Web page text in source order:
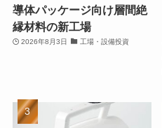
導体パッケージ向け層間絶
縁材料の新工場
2026年8月3日 工場・設備投資